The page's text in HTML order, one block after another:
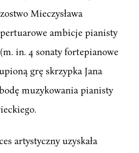
Mieczysława
ambicje pianisty
in. 4 sonaty fortepianowe
grę skrzypka Jana
muzykowania pianisty
artystyczny uzyskała